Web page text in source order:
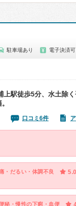
駐車場あり 電子決済可
上駅徒歩5分、水土除
口コミ6件
・だるい・体調不良 5.0
秘・慢性の下痢・血便